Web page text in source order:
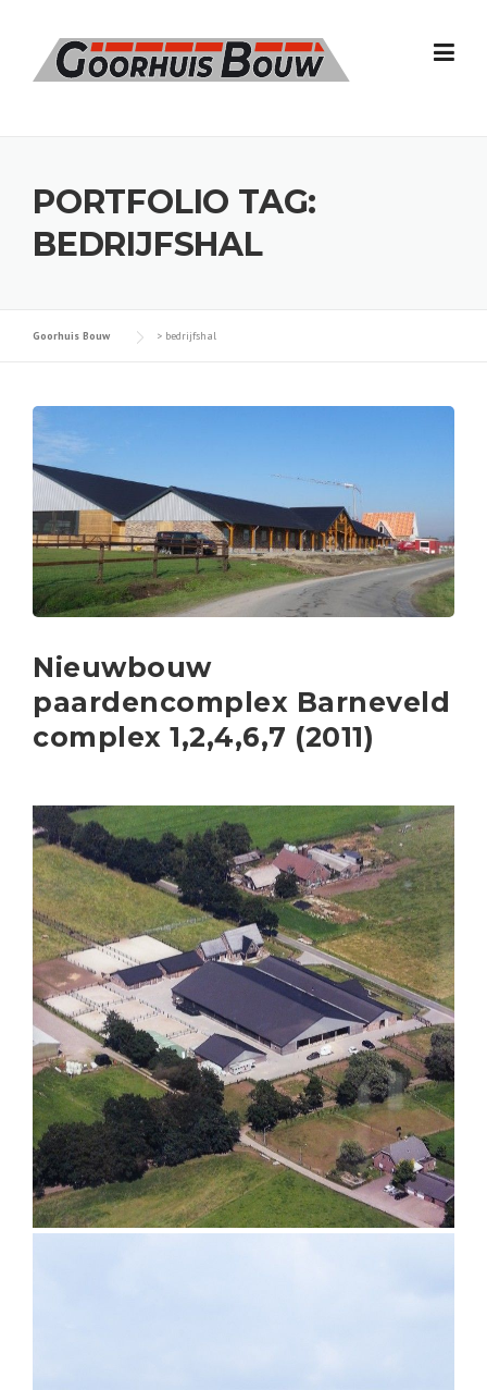
content
PORTFOLIO TAG:
BEDRIJFSHAL
Goorhuis Bouw > bedrijfshal
Nieuwbouw
paardencomplex Barneveld
complex 1,2,4,6,7 (2011)